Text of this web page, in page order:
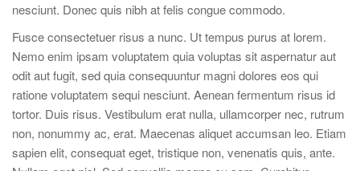
nesciunt. Donec quis nibh at felis congue commodo.
Fusce consectetuer risus a nunc. Ut tempus purus at lorem.
Nemo enim ipsam voluptatem quia voluptas sit aspernatur aut
odit aut fugit, sed quia consequuntur magni dolores eos qui
ratione voluptatem sequi nesciunt. Aenean fermentum risus id
tortor. Duis risus. Vestibulum erat nulla, ullamcorper nec, rutrum
non, nonummy ac, erat. Maecenas aliquet accumsan leo. Etiam
sapien elit, consequat eget, tristique non, venenatis quis, ante.